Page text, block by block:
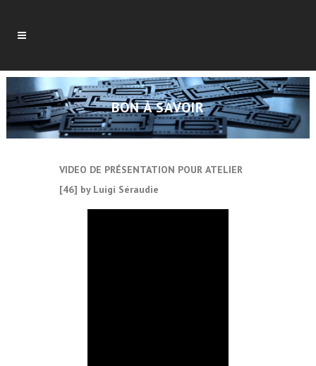
BON À SAVOIR
VIDEO DE PRÉSENTATION POUR ATELIER
[46] by Luigi Séraudie